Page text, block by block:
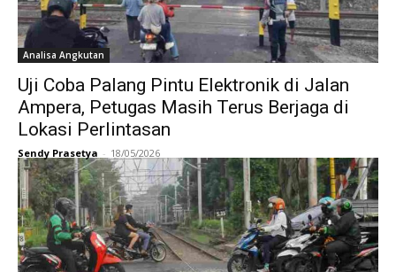
Analisa Angkutan
Uji Coba Palang Pintu Elektronik di Jalan
Ampera, Petugas Masih Terus Berjaga di
Lokasi Perlintasan
Sendy Prasetya - 18/05/2026